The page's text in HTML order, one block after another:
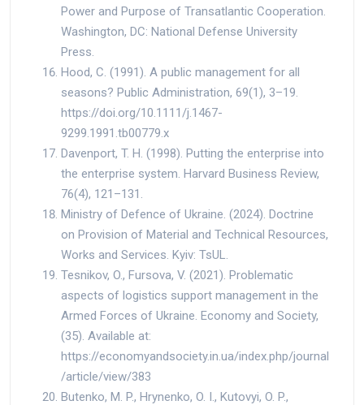
Power and Purpose of Transatlantic Cooperation.
Washington, DC: National Defense University
Press.
Hood, C. (1991). A public management for all
seasons? Public Administration, 69(1), 3–19.
https://doi.org/10.1111/j.1467-
9299.1991.tb00779.x
Davenport, T. H. (1998). Putting the enterprise into
the enterprise system. Harvard Business Review,
76(4), 121–131.
Ministry of Defence of Ukraine. (2024). Doctrine
on Provision of Material and Technical Resources,
Works and Services. Kyiv: TsUL.
Tesnikov, O., Fursova, V. (2021). Problematic
aspects of logistics support management in the
Armed Forces of Ukraine. Economy and Society,
(35). Available at:
https://economyandsociety.in.ua/index.php/journal
/article/view/383
Butenko, M. P., Hrynenko, O. I., Kutovyi, O. P.,